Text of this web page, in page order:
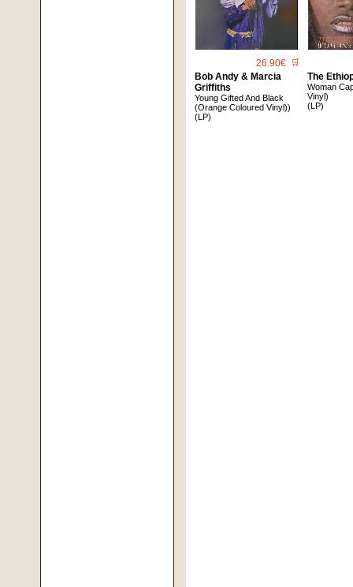
26.90€ 🛒
Bob Andy & Marcia
Griffiths
Young Gifted And Black
(Orange Coloured Vinyl))
(LP)
The
Woman
Vinyl)
(LP)